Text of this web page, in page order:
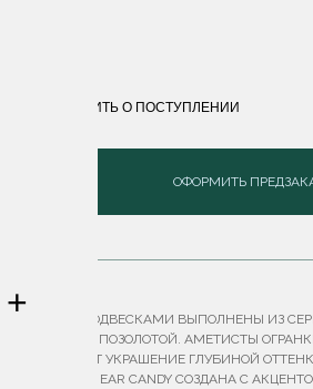
+
СООБЩИТЬ О ПОСТУПЛЕНИИ
ОФОРМИТЬ
СЕРЬГИ С ПОДВЕСКАМИ ВЫПОЛНЕНЫ ИЗ
ЛИМОННОЙ ПОЗОЛОТОЙ. АМЕТИСТЫ
НАПОЛНЯЮТ УКРАШЕНИЕ ГЛУБИНОЙ
КОЛЛЕКЦИЯ EAR CANDY СОЗДАНА С